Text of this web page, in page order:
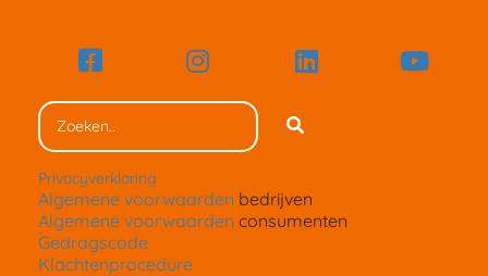
Privacyverklaring
Algemene voorwaarden bedrijven
Algemene voorwaarden consumenten
Gedragscode
Klachtenprocedure